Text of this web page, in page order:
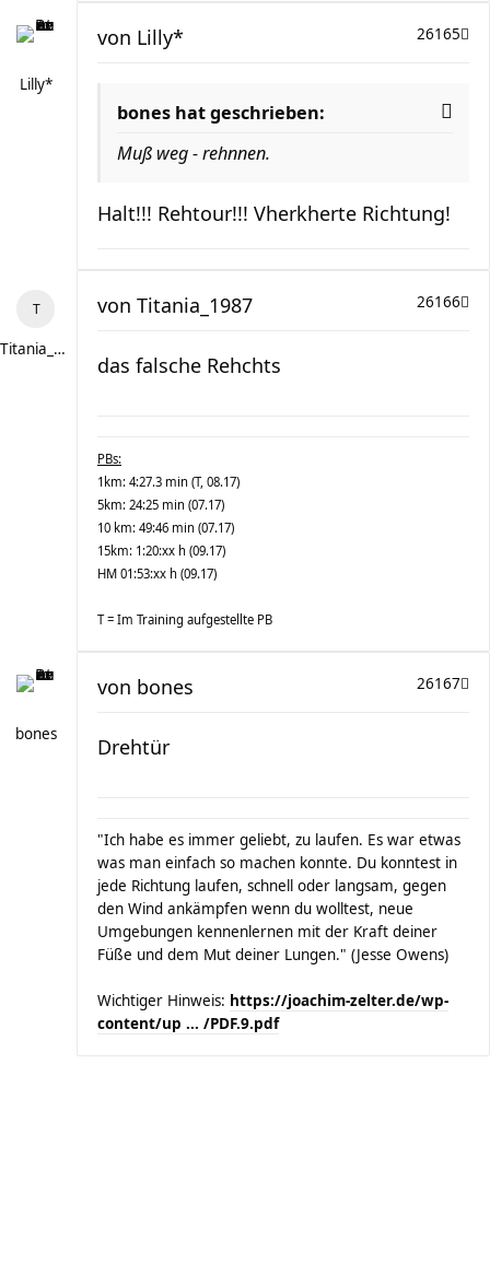
Lilly*
26165
von Lilly*
bones hat geschrieben:
Muß weg - rehnnen.
Halt!!! Rehtour!!! Vherkherte Richtung!
Titania_1987
26166
von Titania_1987
das falsche Rehchts
PBs:
1km: 4:27.3 min (T, 08.17)
5km: 24:25 min (07.17)
10 km: 49:46 min (07.17)
15km: 1:20:xx h (09.17)
HM 01:53:xx h (09.17)
T = Im Training aufgestellte PB
bones
26167
von bones
Drehtür
"Ich habe es immer geliebt, zu laufen. Es war etwas
was man einfach so machen konnte. Du konntest in
jede Richtung laufen, schnell oder langsam, gegen
den Wind ankämpfen wenn du wolltest, neue
Umgebungen kennenlernen mit der Kraft deiner
Füße und dem Mut deiner Lungen." (Jesse Owens)
Wichtiger Hinweis: https://joachim-zelter.de/wp-
content/up ... /PDF.9.pdf